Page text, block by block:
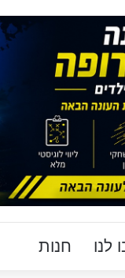
לנו חנות